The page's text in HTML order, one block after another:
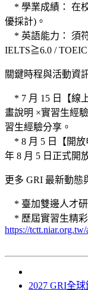
* 學業成績： 在
優採計)。
* 英語能力： 須
IELTS≧6.0 /
關鍵時程與活動資
* 7 月 15 日【線
畫說明 ×實習生經
習生經驗分享。
* 8 月 5 日【開放
年 8 月 5 日正式開
更多 GRI 最新動態
* 臺加雙邊人才研
* 歷屆實習生精彩
https://tctt.niar.org.tw/
2027 GRI全